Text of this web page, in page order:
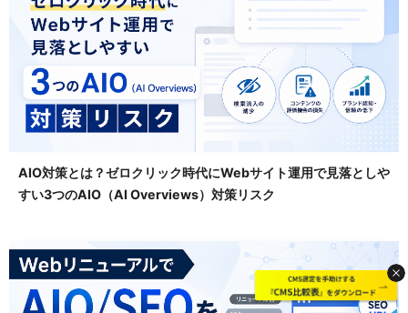
AIO対策とは？ゼロクリック時代にWebサイト運用で見落としや
すい3つのAIO（AI Overviews）対策リスク